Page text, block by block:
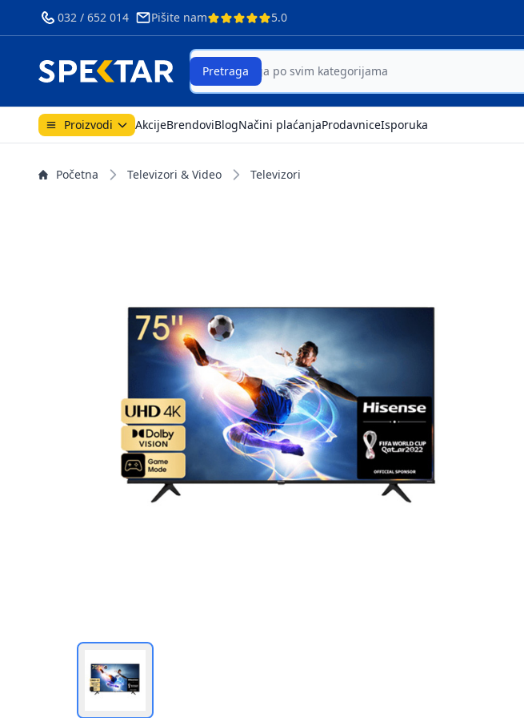
032 / 652 014 Pišite nam 5.0
Search
Pretraga
Proizvodi AkcijeBrendoviBlogNačini plaćanjaProdavniceIsporuka
Početna Televizori & Video Televizori